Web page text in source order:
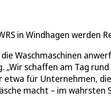
in Windhagen werden
Waschmaschinen
„Wir schaffen am Tag
etwa für Unternehmen,
macht – im wahrsten